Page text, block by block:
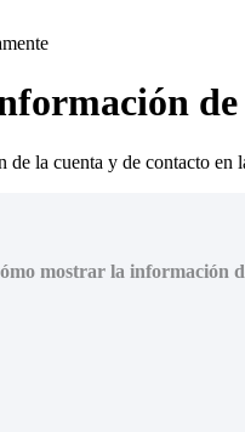
la cuenta y de contacto en
mostrar la información